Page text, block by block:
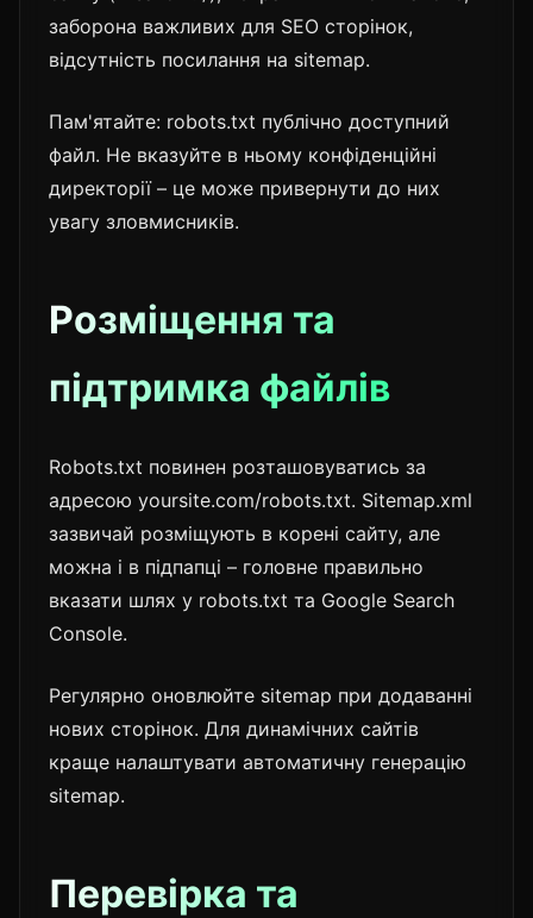
заборона важливих для SEO сторінок,
відсутність посилання на sitemap.
Пам'ятайте: robots.txt публічно доступний
файл. Не вказуйте в ньому конфіденційні
директорії – це може привернути до них
увагу зловмисників.
Розміщення та
підтримка файлів
Robots.txt повинен розташовуватись за
адресою yoursite.com/robots.txt. Sitemap.xml
зазвичай розміщують в корені сайту, але
можна і в підпапці – головне правильно
вказати шлях у robots.txt та Google Search
Console.
Регулярно оновлюйте sitemap при додаванні
нових сторінок. Для динамічних сайтів
краще налаштувати автоматичну генерацію
sitemap.
Перевірка та